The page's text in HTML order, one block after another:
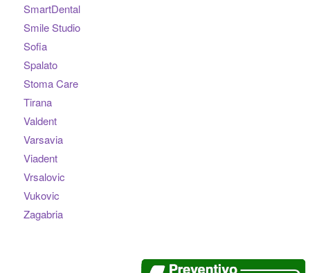
SmartDental
Smile Studio
Sofia
Spalato
Stoma Care
Tirana
Valdent
Varsavia
Viadent
Vrsalovic
Vukovic
Zagabria